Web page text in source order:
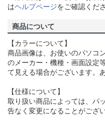
はヘルプページをご確認くださ
商品について
【カラーについて】
商品画像は、お使いのパソコ
のメーカー・機種・画面設定
て見える場合がございます。
【仕様について】
取り扱い商品によっては、パ
告なく変更になることがござい